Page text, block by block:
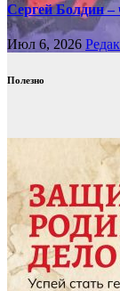
Сергей Болдин
Июл 6, 2026
Полезно